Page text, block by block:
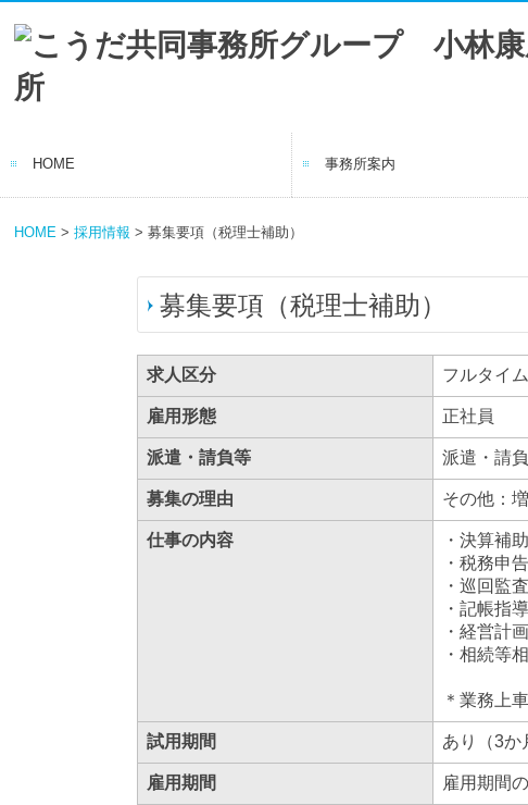
HOME 事務所案内
HOME >採用情報 > 募集要項（税理士補助）
募集要項（税理士補助）
求人区分 フルタイム
雇用形態 正社員
派遣・請負等 派遣・請
募集の理由 その他：
仕事の内容
・決算補助
・税務申告
・巡回監査
・記帳指導
・経営計
・相続等
＊業務上
試用期間 あり（3か
雇用期間 雇用期間